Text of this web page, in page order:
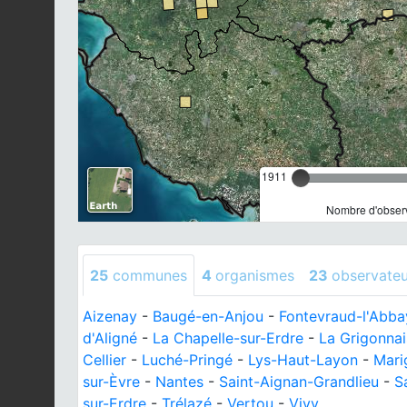
1911
Nombre
25 communes 4 organismes 23
Aizenay - Baugé-en-Anjou - Fontevraud-
d'Aligné - La Chapelle-sur-Erdre - La
Cellier - Luché-Pringé - Lys-Haut-Layon -
sur-Èvre - Nantes - Saint-Aignan-Grandlieu -
sur-Erdre - Trélazé - Vertou - Vivy